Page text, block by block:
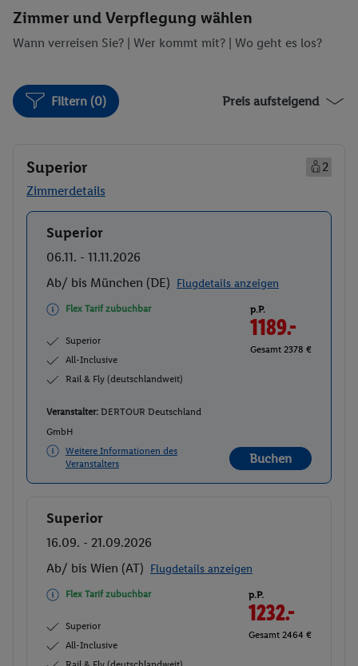
Zimmer und Verpflegung wählen
Wann verreisen Sie? | Wer kommt mit? | Wo geht es los?
Filtern (0) Preis aufsteigend
Superior
2
Zimmerdetails
Buchen
Superior
06.11. - 11.11.2026
Ab/ bis München (DE) Flugdetails anzeigen
Flex Tarif zubuchbar
Superior
All-Inclusive
Rail & Fly (deutschlandweit)
p.P.
1189.-
Gesamt 2378 €
Veranstalter: DERTOUR Deutschland
GmbH
Weitere Informationen des
Veranstalters
Buchen
Buchen
Superior
16.09. - 21.09.2026
Ab/ bis Wien (AT) Flugdetails anzeigen
Flex Tarif zubuchbar
Superior
All-Inclusive
p.P.
1232.-
Gesamt 2464 €